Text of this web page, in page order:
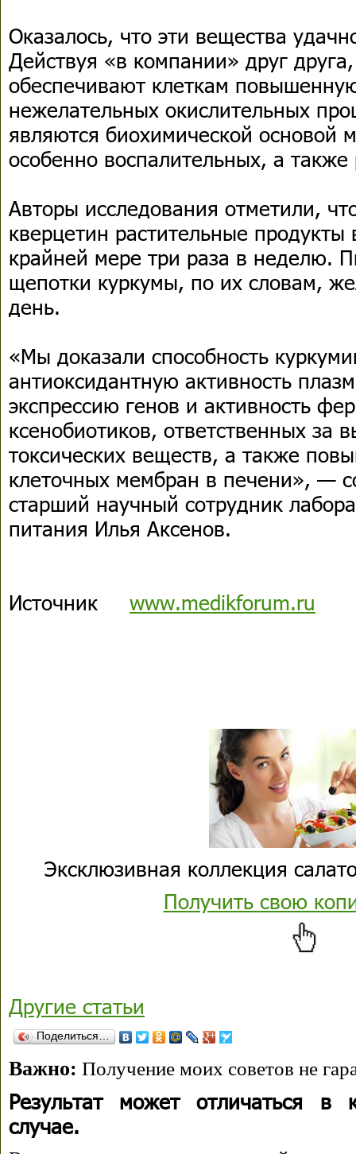
Оказалось, что эти вещества
Действуя «в компании» друг
обеспечивают клеткам
нежелательных окислительных
являются биохимической основой
особенно воспалительных, а также
Авторы исследования отметили,
кверцетин растительные
крайней мере три раза в неделю.
щепотки куркумы, по их словам,
день.
«Мы доказали способность
антиоксидантную активность
экспрессию генов и активность
ксенобиотиков, ответственных за
токсических веществ, а также
клеточных мембран в печени», —
старший научный сотрудник
питания Илья Аксенов.
Источник www.medikforum.ru
Эксклюзивная коллекция
Получить свою
Другие статьи
Поделиться…
Важно: Получение моих советов не
Результат может отличаться в
случае.